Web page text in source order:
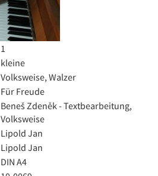
1
kleine
Volksweise, Walzer
Für Freude
Beneš Zdeněk - Textbearbeitung,
Volksweise
Lipold Jan
Lipold Jan
DIN A4